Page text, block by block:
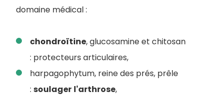
domaine médical :
chondroïtine, glucosamine et chitosan
: protecteurs articulaires,
harpagophytum, reine des prés, prêle
: soulager l'arthrose,